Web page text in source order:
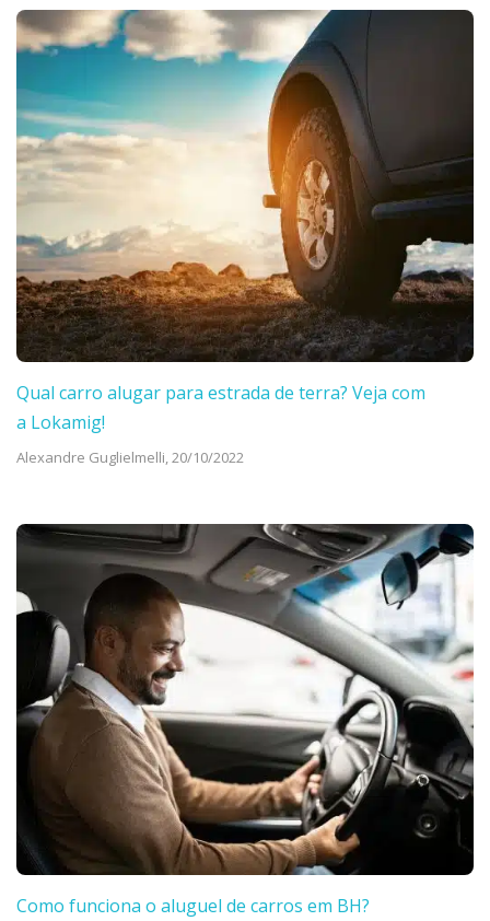
Qual carro alugar para estrada de terra? Veja com
a Lokamig!
Alexandre Guglielmelli,20/10/2022
Como funciona o aluguel de carros em BH?